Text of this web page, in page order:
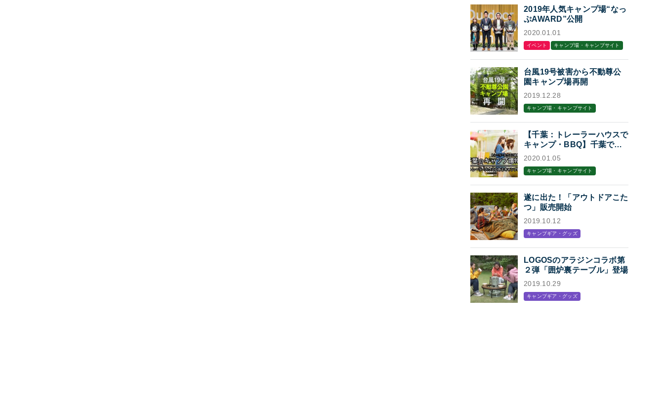
2019年人気キャンプ場“なっ
ぷAWARD”公開
2020.01.01
イベント キャンプ場・キャンプサイト
台風19号被害から不動尊公
園キャンプ場再開
2019.12.28
キャンプ場・キャンプサイト
【千葉：トレーラーハウスで
キャンプ・BBQ】千葉でト
レーラーハウスに泊まれるキ
2020.01.05
キャンプ場・キャンプサイト
遂に出た！「アウトドアこた
つ」販売開始
2019.10.12
キャンプギア・グッズ
LOGOSのアラジンコラボ第
２弾「囲炉裏テーブル」登場
2019.10.29
キャンプギア・グッズ